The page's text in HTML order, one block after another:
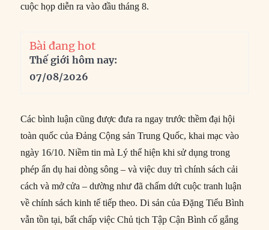
cuộc họp diễn ra vào đầu tháng 8.
Bài đang hot
Thế giới hôm nay:
07/08/2026
Các bình luận cũng được đưa ra ngay trước thềm đại hội
toàn quốc của Đảng Cộng sản Trung Quốc, khai mạc vào
ngày 16/10. Niềm tin mà Lý thể hiện khi sử dụng trong
phép ẩn dụ hai dòng sông – và việc duy trì chính sách cải
cách và mở cửa – dường như đã chấm dứt cuộc tranh luận
về chính sách kinh tế tiếp theo. Di sản của Đặng Tiểu Bình
vẫn tồn tại, bất chấp việc Chủ tịch Tập Cận Bình cố gắng